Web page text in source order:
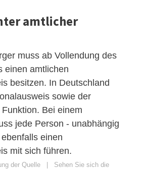
amtlicher
muss ab Vollendung des
einen amtlichen
besitzen. In Deutschland
sowie der
Bei einem
jede Person - unabhängig
einen
mit sich führen.
der Quelle | Sehen Sie sich die